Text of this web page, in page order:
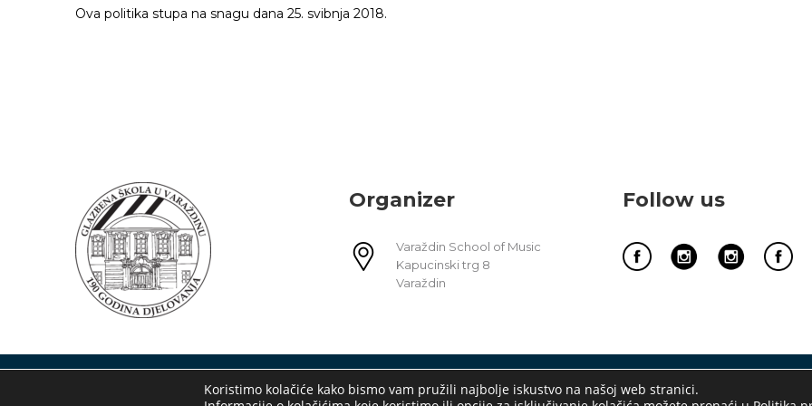
Ova politika stupa na snagu dana 25. svibnja 2018.
Organizer
Varaždin School of Music
Kapucinski trg 8
Varaždin
Follow us
Sva prava pridržanaKoristimo kolačiće kako bismo vam pružili najbolje iskustvo na našoj web stranici.